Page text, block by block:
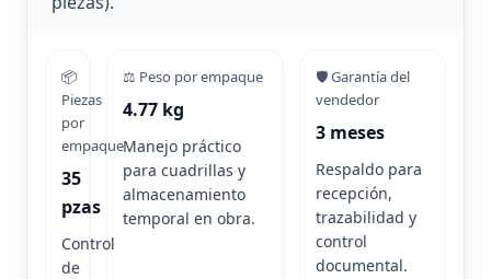
📦
Piezas
por
empaque
35
pzas
Control
de
⚖️ Peso por empaque
4.77 kg
Manejo práctico
para cuadrillas y
almacenamiento
temporal en obra.
🛡️ Garantía del
vendedor
3 meses
Respaldo para
recepción,
trazabilidad y
control
documental.